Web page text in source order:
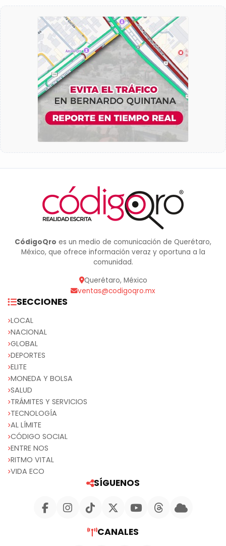
CódigoQro es un medio de comunicación de Querétaro,
México, que ofrece información veraz y oportuna a la
comunidad.
Querétaro, México
ventas@codigoqro.mx
SECCIONES
LOCAL
NACIONAL
GLOBAL
DEPORTES
ELITE
MONEDA Y BOLSA
SALUD
TRÁMITES Y SERVICIOS
TECNOLOGÍA
AL LÍMITE
CÓDIGO SOCIAL
ENTRE NOS
RITMO VITAL
VIDA ECO
SÍGUENOS
CANALES